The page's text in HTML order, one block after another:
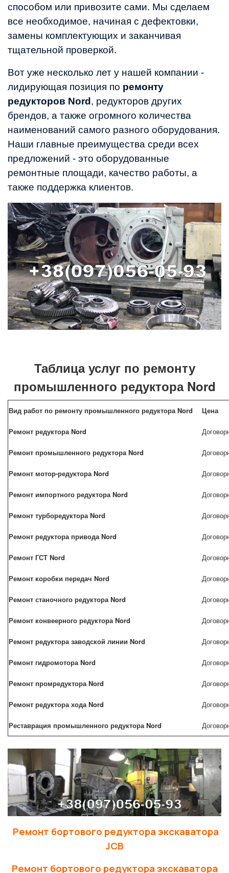
способом или привозите сами. Мы сделаем
все необходимое, начиная с дефектовки,
замены комплектующих и заканчивая
тщательной проверкой.
Вот уже несколько лет у нашей компании -
лидирующая позиция по ремонту
редукторов Nord, редукторов других
брендов, а также огромного количества
наименований самого разного оборудования.
Наши главные преимущества среди всех
предложений - это оборудованные
ремонтные площади, качество работы, а
также поддержка клиентов.
Таблица услуг по ремонту
промышленного редуктора Nord
Вид работ по ремонту промышленного редуктора Nord Цена
Ремонт редуктора Nord
Ремонт промышленного редуктора Nord
Ремонт мотор-редуктора Nord
Ремонт импортного редуктора Nord
Ремонт турборедуктора Nord
Ремонт редуктора привода Nord
Ремонт ГСТ Nord
Ремонт коробки передач Nord
Ремонт станочного редуктора Nord
Ремонт конвеерного редуктора Nord
Ремонт редуктора заводской линии Nord
Ремонт гидромотора Nord
Ремонт промредуктора Nord
Ремонт редуктора хода Nord
Реставрация промышленного редуктора Nord
Ремонт бортового редуктора экскаватора
JCB
Ремонт бортового редуктора экскаватора